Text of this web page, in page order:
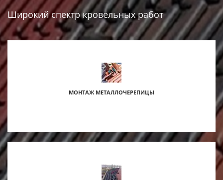
Широкий спектр кровельных работ
МОНТАЖ МЕТАЛЛОЧЕРЕПИЦЫ